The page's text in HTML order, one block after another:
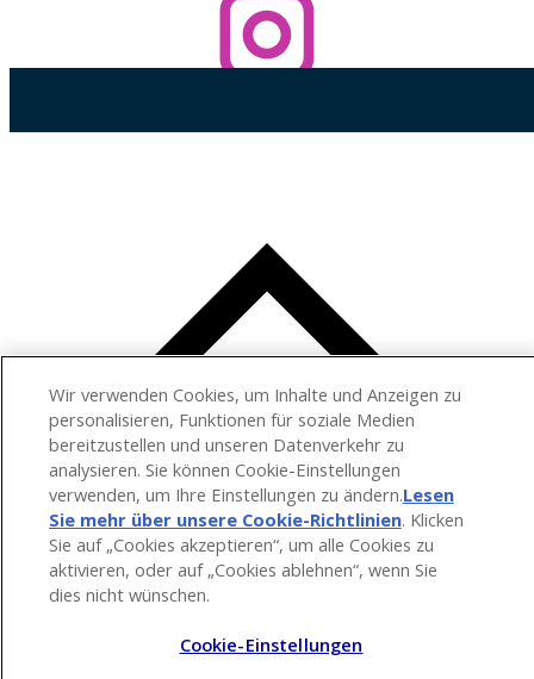
Wir verwenden Cookies, um Inhalte und Anzeigen zu
personalisieren, Funktionen für soziale Medien
bereitzustellen und unseren Datenverkehr zu
analysieren. Sie können Cookie-Einstellungen
verwenden, um Ihre Einstellungen zu ändern.Lesen
Sie mehr über unsere Cookie-Richtlinien(opens in a
new tab)
. Klicken
Sie auf „Cookies akzeptieren“, um alle Cookies zu
aktivieren, oder auf „Cookies ablehnen“, wenn Sie
dies nicht wünschen.
Cookie-Einstellungen